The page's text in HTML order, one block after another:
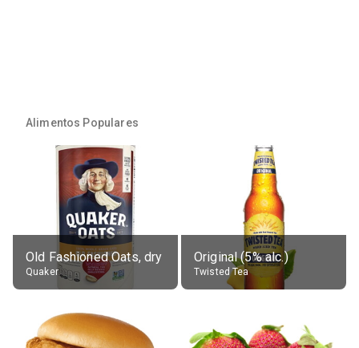
Alimentos Populares
Old Fashioned Oats, dry
Quaker
Original (5% alc.)
Twisted Tea